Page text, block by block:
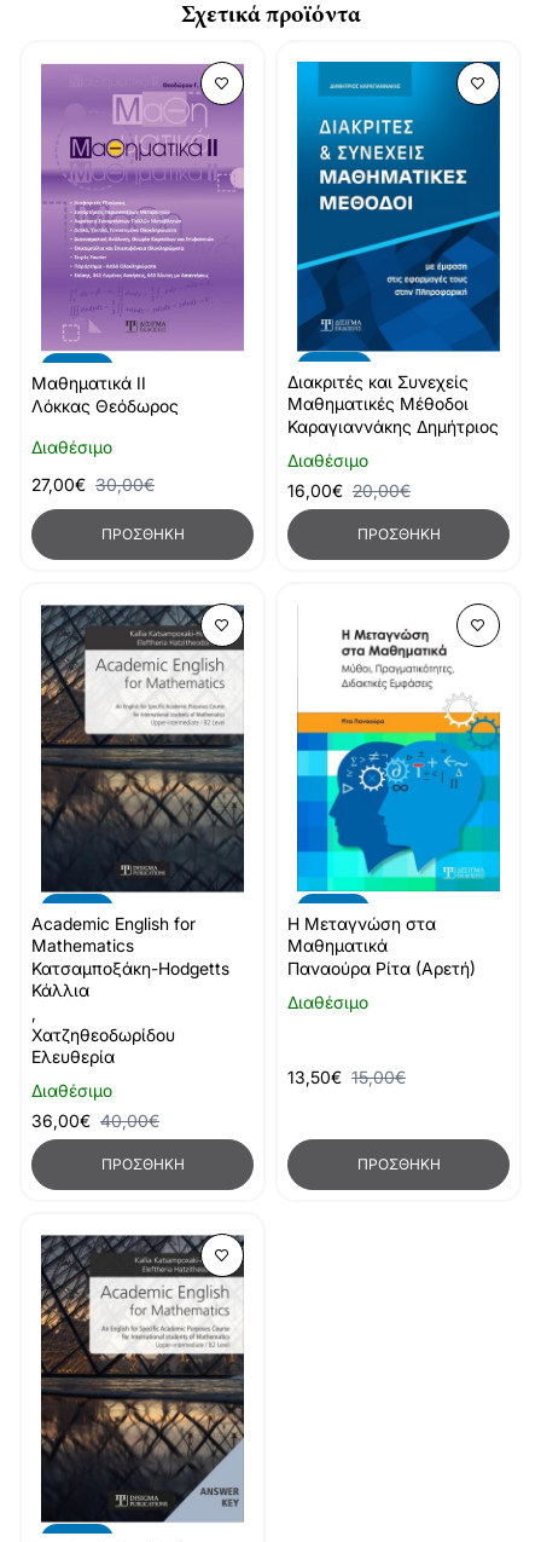
Σχετικά προϊόντα
Διαθέσιμο
Μαθηματικά ΙΙ
Λόκκας Θεόδωρος
27,00€ 30,00€
ΠΡΟΣΘΉΚΗ
Διαθέσιμο
Διακριτές και Συνεχείς
Μαθηματικές Μέθοδοι
Καραγιαννάκης Δημήτριος
16,00€ 20,00€
ΠΡΟΣΘΉΚΗ
Διαθέσιμο
Academic English for
Mathematics
Κατσαμποξάκη-Hodgetts
Κάλλια
,
Χατζηθεοδωρίδου
Ελευθερία
36,00€ 40,00€
ΠΡΟΣΘΉΚΗ
Διαθέσιμο
Η Μεταγνώση στα
Μαθηματικά
Παναούρα Ρίτα (Αρετή)
13,50€ 15,00€
ΠΡΟΣΘΉΚΗ